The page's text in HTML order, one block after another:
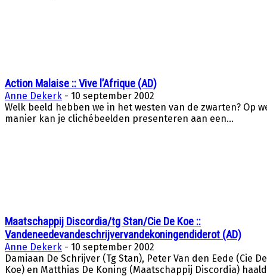
Action Malaise :: Vive l’Afrique (AD)
Anne Dekerk - 10 september 2002
Welk beeld hebben we in het westen van de zwarten? Op
manier kan je clichébeelden presenteren aan een...
Maatschappij Discordia/tg Stan/Cie De Koe ::
Vandeneedevandeschrijvervandekoningendiderot (AD)
Anne Dekerk - 10 september 2002
Damiaan De Schrijver (Tg Stan), Peter Van den Eede (Cie De
Koe) en Matthias De Koning (Maatschappij Discordia)